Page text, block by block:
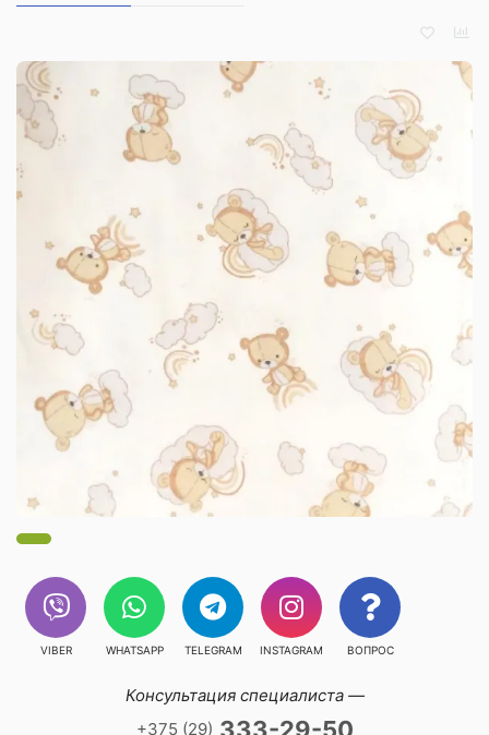
VIBER WHATSAPP TELEGRAM INSTAGRAM ВОПРОС
Консультация специалиста —
+375 (29)